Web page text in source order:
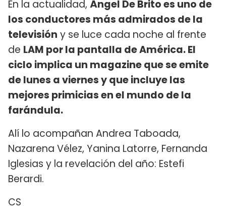
En la actualidad, Ángel De Brito es uno de
los conductores más admirados de la
televisión y se luce cada noche al frente
de LAM por la pantalla de América. El
ciclo implica un magazine que se emite
de lunes a viernes y que incluye las
mejores primicias en el mundo de la
farándula.
Alí lo acompañan Andrea Taboada,
Nazarena Vélez, Yanina Latorre, Fernanda
Iglesias y la revelación del año: Estefi
Berardi.
CS